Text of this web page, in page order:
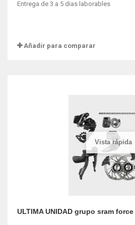
Entrega de 3 a 5 dias laborables
Añadir para comparar
Vista rápida
ULTIMA UNIDAD grupo sram